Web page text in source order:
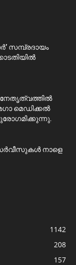
സമ്പ്രദായം
നേതൃത്വത്തിൽ
മെഡിക്കൽ
നാളെ
1142
208
157